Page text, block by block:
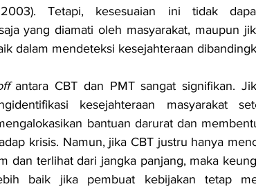
Tetapi, kesesuaian ini tidak
yang diamati oleh masyarakat, maupun
dalam mendeteksi kesejahteraan
antara CBT dan PMT sangat signifikan.
kesejahteraan masyarakat
bantuan darurat dan
krisis. Namun, jika CBT justru hanya
dan terlihat dari jangka panjang, maka
baik jika pembuat kebijakan tetap